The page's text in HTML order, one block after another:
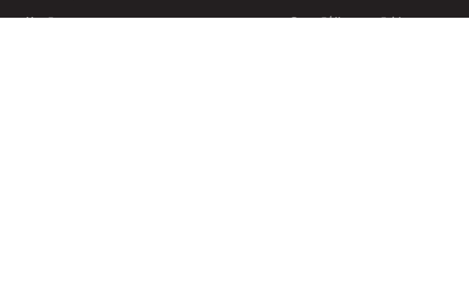
Uzņēmums
Stratēģija un mērķi